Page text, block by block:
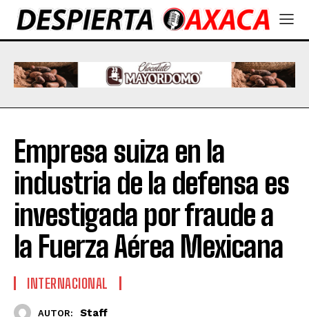
Empresa suiza en la
industria de la defensa es
investigada por fraude a
la Fuerza Aérea Mexicana
INTERNACIONAL
AUTOR: Staff